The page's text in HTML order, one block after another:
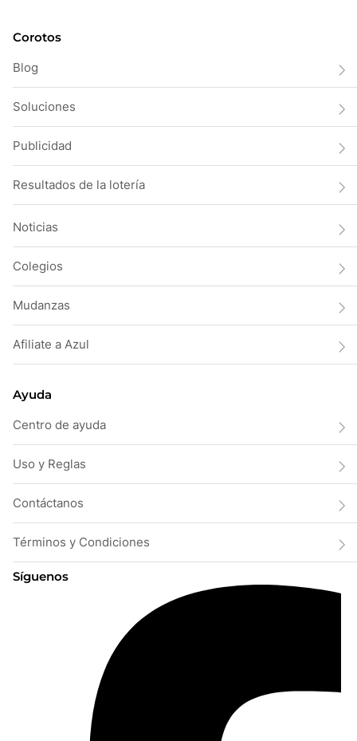
Corotos
Blog
Soluciones
Publicidad
Resultados de la lotería
Noticias
Colegios
Mudanzas
Afiliate a Azul
Ayuda
Centro de ayuda
Uso y Reglas
Contáctanos
Términos y Condiciones
Síguenos